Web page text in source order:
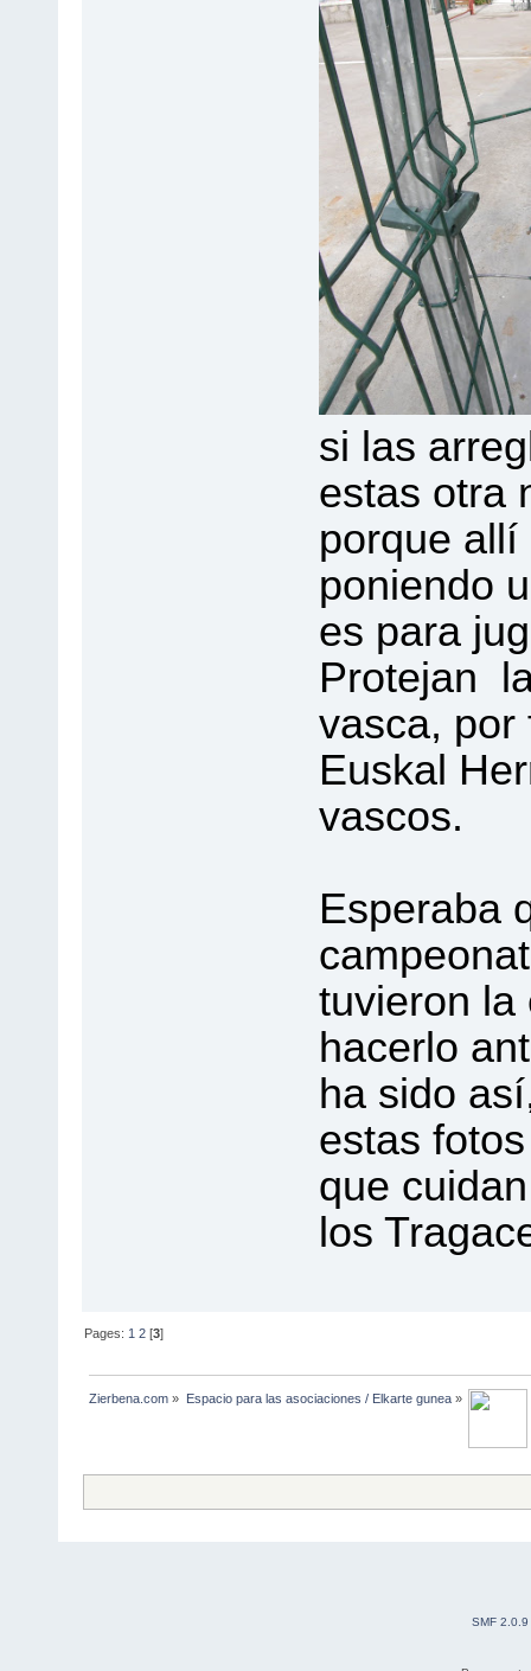
si las
estas otra
porque
poniendo
es para
Protejan
vasca, por
Euskal
vascos.
Esperaba
tuvieron la
hacerlo
ha sido
estas
que
los
Pages: 1 2 [3]
Zierbena.com » Espacio para las asociaciones / Elkarte gunea»
SMF 2.0.9